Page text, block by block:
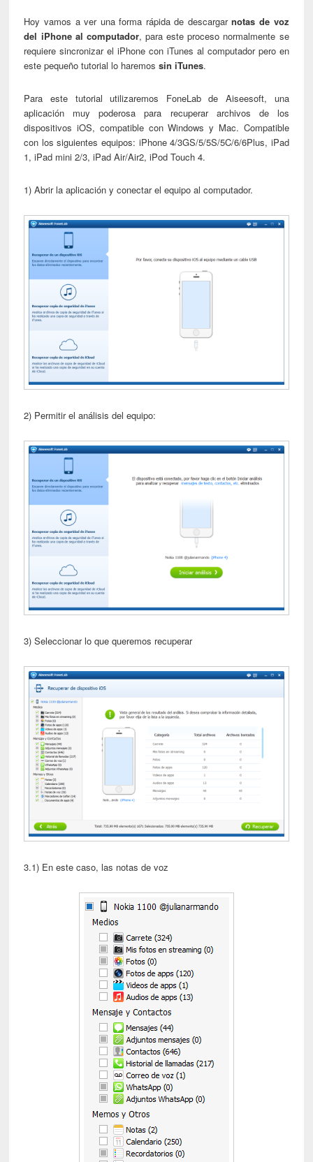
Hoy vamos a ver una forma rápida de descargarnotas de voz
del iPhone al computador, para este proceso normalmente se
requiere sincronizar el iPhone con iTunes al computador pero en
este pequeño tutorial lo haremossin iTunes.
Para este tutorial utilizaremos FoneLab de Aiseesoft, una
aplicación muy poderosa para recuperar archivos de los
dispositivos iOS, compatible con Windows y Mac. Compatible
con los siguientes equipos: iPhone 4/3GS/5/5S/5C/6/6Plus, iPad
1, iPad mini 2/3, iPad Air/Air2, iPod Touch 4.
1) Abrir la aplicación y conectar el equipo al computador.
2) Permitir el análisis del equipo:
3) Seleccionar lo que queremos recuperar
3.1) En este caso, las notas de voz